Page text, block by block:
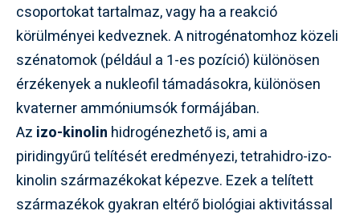
csoportokat tartalmaz, vagy ha a reakció
körülményei kedveznek. A nitrogénatomhoz közeli
szénatomok (például a 1-es pozíció) különösen
érzékenyek a nukleofil támadásokra, különösen
kvaterner ammóniumsók formájában.
Az izo-kinolin hidrogénezhető is, ami a
piridingyűrű telítését eredményezi, tetrahidro-izo-
kinolin származékokat képezve. Ezek a telített
származékok gyakran eltérő biológiai aktivitással